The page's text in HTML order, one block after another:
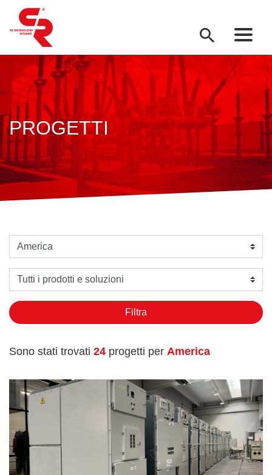
PROGETTI
Seleziona un continente
Seleziona un prodotto o soluzione
Filtra
Sono stati trovati 24 progetti per America